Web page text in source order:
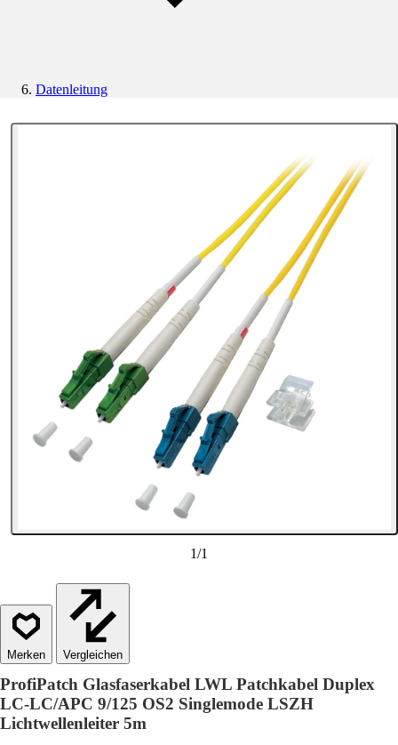
Datenleitung
1/1
Vergleichen
ProfiPatch Glasfaserkabel LWL Patchkabel Duplex
LC-LC/APC 9/125 OS2 Singlemode LSZH
Lichtwellenleiter 5m